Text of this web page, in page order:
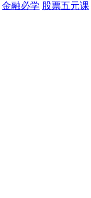
金融必学 股票五元课